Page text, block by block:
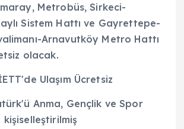
Metrobüs, Sirkeci-
Sistem Hattı ve Gayrettepe-
Arnavutköy Metro Hattı
olacak.
Ulaşım Ücretsiz
Anma, Gençlik ve Spor
kişiselleştirilmiş